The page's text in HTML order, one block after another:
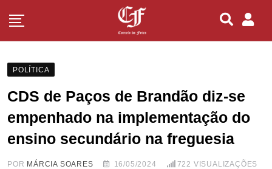
POLÍTICA
CDS de Paços de Brandão diz-se
empenhado na implementação do
ensino secundário na freguesia
POR MÁRCIA SOARES 16/05/2024 722 VISUALIZAÇÕES